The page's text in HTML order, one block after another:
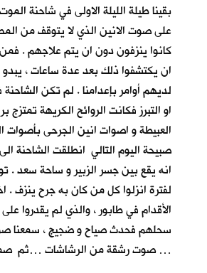
بقينا طيلة الليلة الاولى في شاحنة
على صوت الانين الذي لا يتوقف من
كانوا ينزفون دون ان يتم علاجهم .
ان يكتشفوا ذلك بعد عدة ساعات ،
لديهم أوامر بإعدامنا . لم تكن الشاحنة
او التبرز فكانت الروائح الكريهة تمتزج
العبيطة و اصوات انين الجرحى بأصوات
صبيحة اليوم التالي انطلقت الشاحنة
انه يقع بين جسر الزبير و ساحة سعد .
لفترة انزلوا كل من كان به جرح ينزف
الأقدام في طابور ، والذي لم يقدروا
سحلهم فحدث صياح و ضجيج ، سمعنا
… صوت رشقة من الرشاشات …ثم